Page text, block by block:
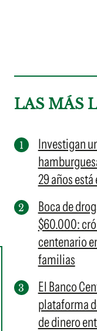
LAS MÁS
Investigan
29 años está
Boca de
$60.000:
centenario
familias
El Banco
plataforma
de dinero